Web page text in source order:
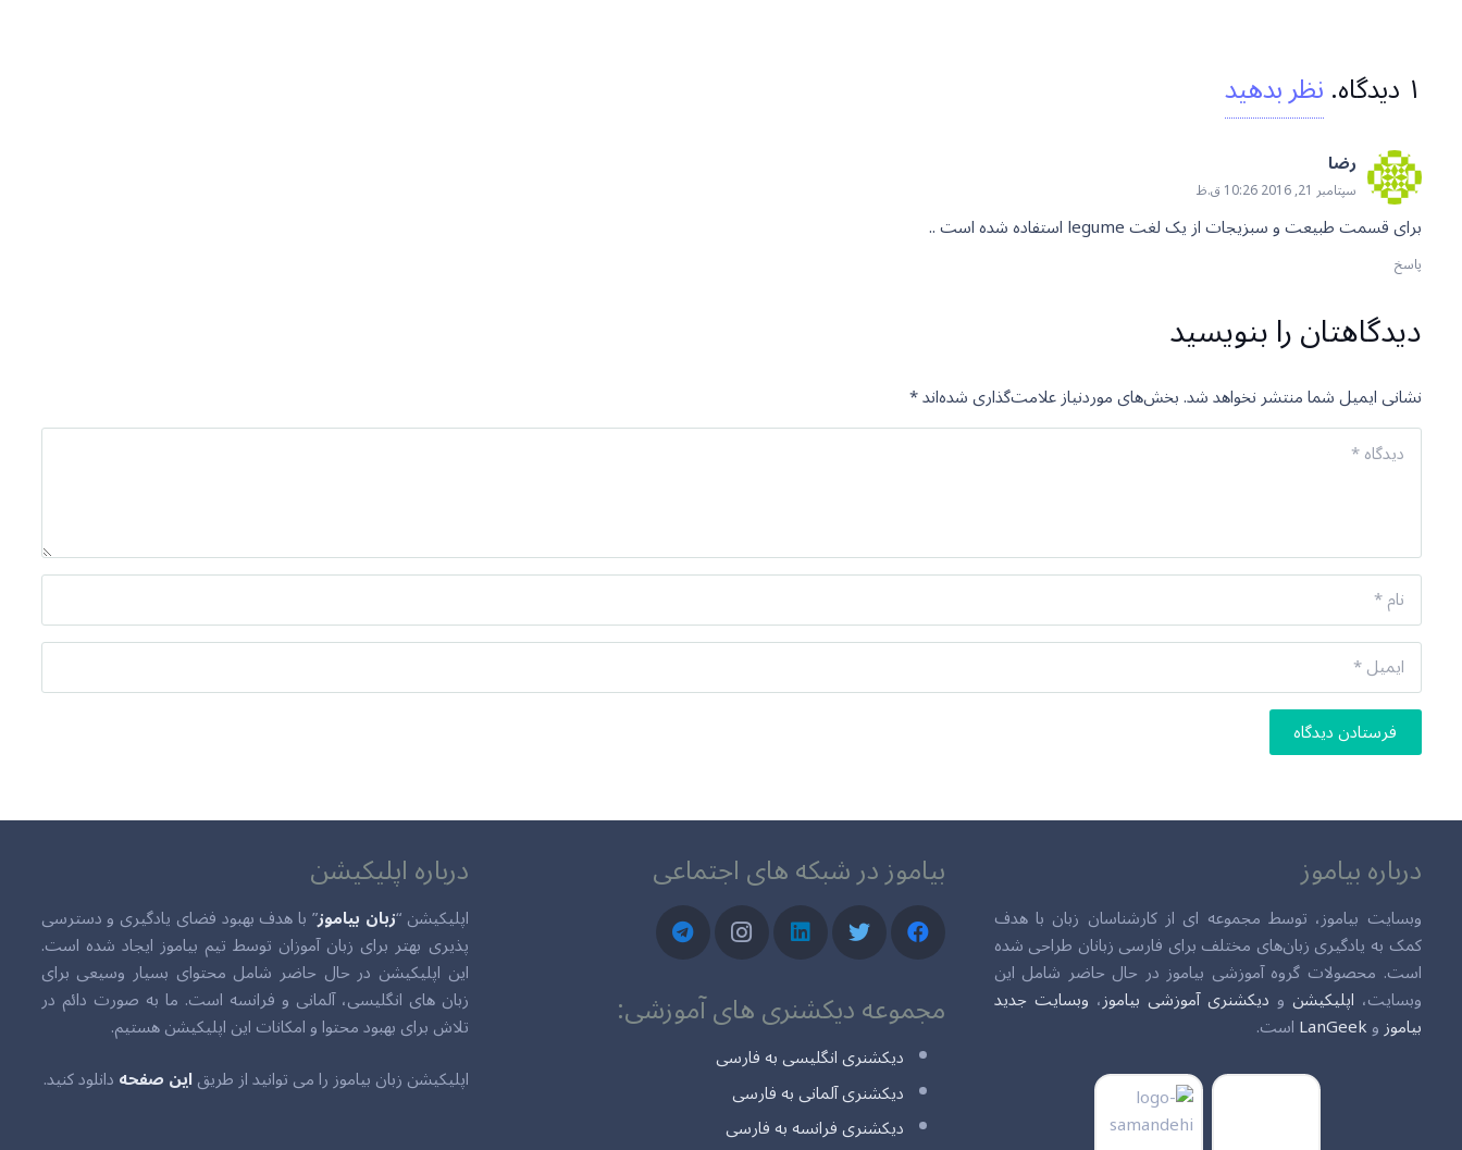
۱ دیدگاه.نظر بدهید
رضا
سپتامبر 21, 2016 10:26 ق.ظ
برای قسمت طبیعت و سبزیجات از یک لغت legume استفاده شده است ..
پاسخ
دیدگاهتان را بنویسید
نشانی ایمیل شما منتشر نخواهد شد.بخش‌های موردنیاز علامت‌گذاری شده‌اند*
فرستادن دیدگاه
درباره بیاموز
وبسایت بیاموز، توسط مجموعه ای از کارشناسان زبان با هدف
کمک به یادگیری زبان‌های مختلف برای فارسی زبانان طراحی شده
است. محصولات گروه آموزشی بیاموز در حال حاضر شامل این
وبسایت، اپلیکیشن و دیکشنری آموزشی بیاموز، وبسایت جدید
بیاموزوLanGeekاست.
بیاموز در شبکه های اجتماعی
مجموعه دیکشنری های آموزشی:
دیکشنری انگلیسی به فارسی
دیکشنری آلمانی به فارسی
دیکشنری فرانسه به فارسی
درباره اپلیکیشن
اپلیکیشن “زبان بیاموز” با هدف بهبود فضای یادگیری و دسترسی
پذیری بهتر برای زبان آموزان توسط تیم بیاموز ایجاد شده است.
این اپلیکیشن در حال حاضر شامل محتوای بسیار وسیعی برای
زبان های انگلیسی، آلمانی و فرانسه است. ما به صورت دائم در
تلاش برای بهبود محتوا و امکانات این اپلیکیشن هستیم.
اپلیکیشن زبان بیاموز را می توانید از طریقاین صفحهدانلود کنید.